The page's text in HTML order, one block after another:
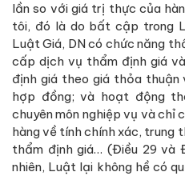
lần so với giá trị thực của
tôi, đó là do bất cập trong
Luật Giá, DN có chức năng
cấp dịch vụ thẩm định giá
định giá theo giá thỏa thuận
hợp đồng; và hoạt động
chuyên môn nghiệp vụ và
hàng về tính chính xác, trung
thẩm định giá… (Điều 29 và
nhiên, Luật lại không hề có